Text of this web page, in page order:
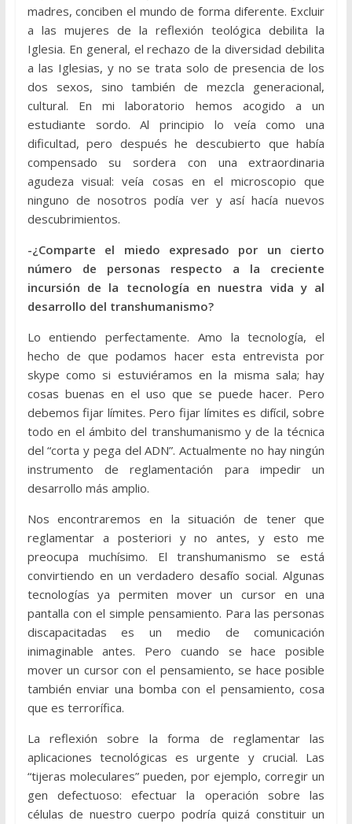
madres, conciben el mundo de forma diferente. Excluir
a las mujeres de la reflexión teológica debilita la
Iglesia. En general, el rechazo de la diversidad debilita
a las Iglesias, y no se trata solo de presencia de los
dos sexos, sino también de mezcla generacional,
cultural. En mi laboratorio hemos acogido a un
estudiante sordo. Al principio lo veía como una
dificultad, pero después he descubierto que había
compensado su sordera con una extraordinaria
agudeza visual: veía cosas en el microscopio que
ninguno de nosotros podía ver y así hacía nuevos
descubrimientos.
-¿Comparte el miedo expresado por un cierto
número de personas respecto a la creciente
incursión de la tecnología en nuestra vida y al
desarrollo del transhumanismo?
Lo entiendo perfectamente. Amo la tecnología, el
hecho de que podamos hacer esta entrevista por
skype como si estuviéramos en la misma sala; hay
cosas buenas en el uso que se puede hacer. Pero
debemos fijar límites. Pero fijar límites es difícil, sobre
todo en el ámbito del transhumanismo y de la técnica
del “corta y pega del ADN”. Actualmente no hay ningún
instrumento de reglamentación para impedir un
desarrollo más amplio.
Nos encontraremos en la situación de tener que
reglamentar a posteriori y no antes, y esto me
preocupa muchísimo. El transhumanismo se está
convirtiendo en un verdadero desafío social. Algunas
tecnologías ya permiten mover un cursor en una
pantalla con el simple pensamiento. Para las personas
discapacitadas es un medio de comunicación
inimaginable antes. Pero cuando se hace posible
mover un cursor con el pensamiento, se hace posible
también enviar una bomba con el pensamiento, cosa
que es terrorífica.
La reflexión sobre la forma de reglamentar las
aplicaciones tecnológicas es urgente y crucial. Las
“tijeras moleculares” pueden, por ejemplo, corregir un
gen defectuoso: efectuar la operación sobre las
células de nuestro cuerpo podría quizá constituir un